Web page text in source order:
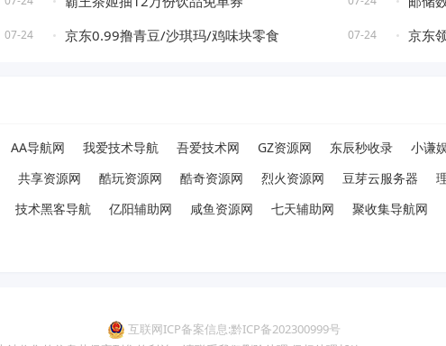
07-24 京东0.99撸青豆/沙琪玛/鸡味块零食 07-24 京东
AA导航网 我爱技术导航 吾爱技术网 GZ资源网 东辰秒收录 小谦
共享资源网 酷玩资源网 酷奇资源网 烈火资源网 豆芽云服务器
技术黑客导航 亿阳辅助网 咸鱼资源网 七天辅助网 聚收集导航网
互联网ICP备案信息:黔ICP备202300999号